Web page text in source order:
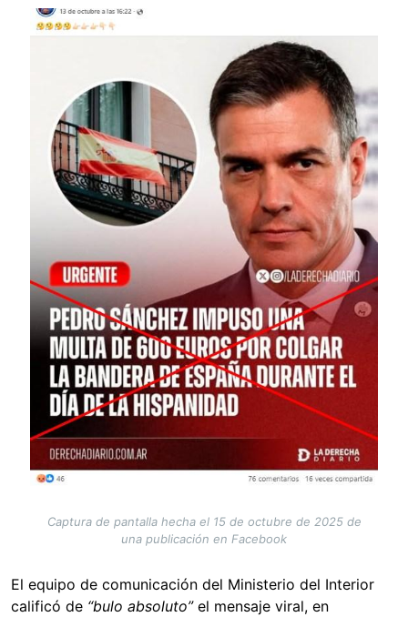
Image
Captura de pantalla hecha el 15 de octubre de 2025 de
una publicación en Facebook
El equipo de comunicación del Ministerio del Interior
calificó de “bulo absoluto”el mensaje viral, en